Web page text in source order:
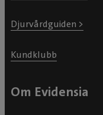
Djurvårdguiden >
Kundklubb
Om Evidensia